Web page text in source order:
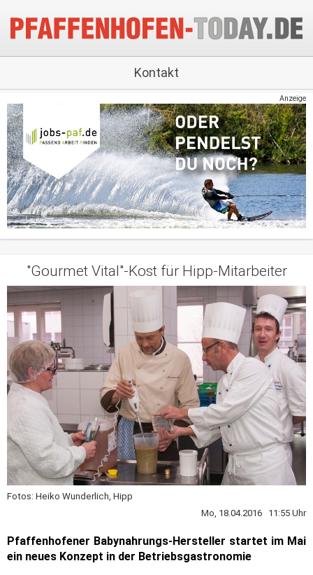
Kontakt
Anzeige
"Gourmet Vital"-Kost für Hipp-Mitarbeiter
Fotos: Heiko Wunderlich, Hipp
Mo, 18.04.2016 11:55 Uhr
Pfaffenhofener Babynahrungs-Hersteller startet im Mai
ein neues Konzept in der Betriebsgastronomie